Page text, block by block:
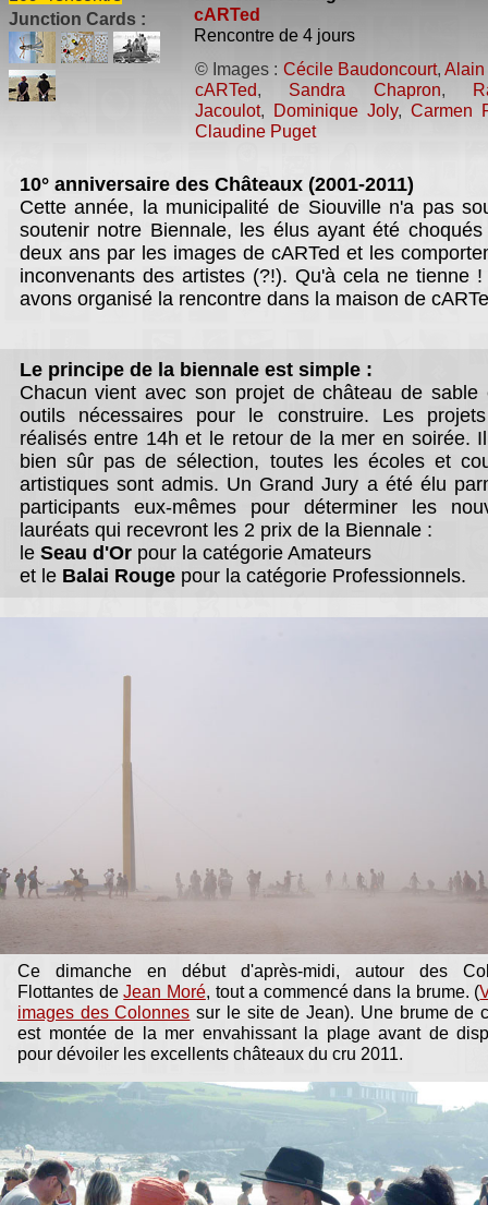
Le visuel de la Biennale
La remise du Balai
Junction Cards :
cARTed
Rencontre de 4 jours
© Images : Cécile Baudoncourt, Alain
cARTed, Sandra Chapron,
Jacoulot, Dominique Joly,Carmen
Claudine Puget
10° anniversaire des Châteaux (2001-2011)
Cette année, la municipalité de Siouville n'a pas
soutenir notre Biennale, les élus ayant été
deux ans par les images de cARTed et les
inconvenants des artistes (?!). Qu'à cela ne tienne !
avons organisé la rencontre dans la maison de
Le principe de la biennale est simple :
Chacun vient avec son projet de château de sable
outils nécessaires pour le construire. Les
réalisés entre 14h et le retour de la mer en soirée.
bien sûr pas de sélection, toutes les écoles et
artistiques sont admis. Un Grand Jury a été élu
participants eux-mêmes pour déterminer les
lauréats qui recevront les 2 prix de la Biennale :
le Seau d'Orpour la catégorie Amateurs
et le Balai Rougepour la catégorie Professionnels.
Ce dimanche en début d'après-midi, autour des
Flottantes deJean Moré, tout a commencé dans la brume. (
images des Colonnes sur le site de Jean). Une brume de
est montée de la mer envahissant la plage avant de
pour dévoiler les excellents châteaux du cru 2011.